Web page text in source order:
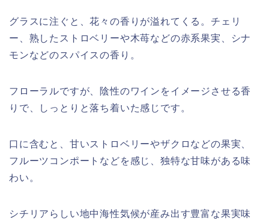
グラスに注ぐと、花々の香りが溢れてくる。チェリ
ー、熟したストロベリーや木苺などの赤系果実、シナ
モンなどのスパイスの香り。
フローラルですが、陰性のワインをイメージさせる香
りで、しっとりと落ち着いた感じです。
口に含むと、甘いストロベリーやザクロなどの果実、
フルーツコンポートなどを感じ、独特な甘味がある味
わい。
シチリアらしい地中海性気候が産み出す豊富な果実味